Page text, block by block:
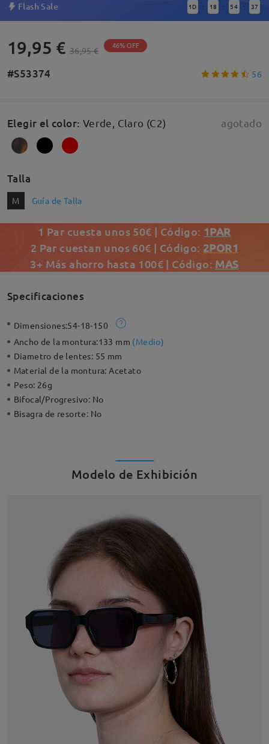
Flash Sale 1 D : 18 : 54 : 37
19,95 € 36,95 € 46% OFF
#S53374 56
Elegir el color: Verde, Claro (C2) agotado
Talla
M Guía de Talla
1 Par cuesta unos 50€ | Código: 1PAR
2 Par cuestan unos 60€ | Código: 2POR1
3+ Más ahorro hasta 100€ | Código: MAS
Specificaciones
Dimensiones:54-18-150
Ancho de la montura:133 mm (Medio)
Diametro de lentes: 55 mm
Material de la montura:Acetato
Peso: 26g
Bifocal/Progresivo: No
Bisagra de resorte: No
Modelo de Exhibición